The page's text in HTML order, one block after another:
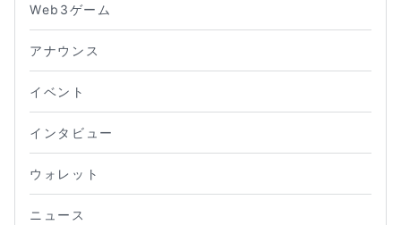
Web3ゲーム
アナウンス
イベント
インタビュー
ウォレット
ニュース